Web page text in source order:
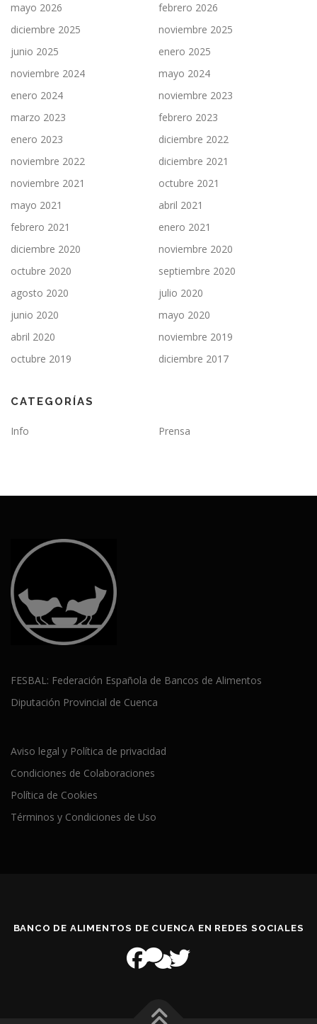
mayo 2026
febrero 2026
diciembre 2025
noviembre 2025
junio 2025
enero 2025
noviembre 2024
mayo 2024
enero 2024
noviembre 2023
marzo 2023
febrero 2023
enero 2023
diciembre 2022
noviembre 2022
diciembre 2021
noviembre 2021
octubre 2021
mayo 2021
abril 2021
febrero 2021
enero 2021
diciembre 2020
noviembre 2020
octubre 2020
septiembre 2020
agosto 2020
julio 2020
junio 2020
mayo 2020
abril 2020
noviembre 2019
octubre 2019
diciembre 2017
CATEGORÍAS
Info Prensa
FESBAL: Federación Española de Bancos de Alimentos
Diputación Provincial de Cuenca
Aviso legal y Política de privacidad
Condiciones de Colaboraciones
Política de Cookies
Términos y Condiciones de Uso
BANCO DE ALIMENTOS DE CUENCA EN REDES SOCIALES